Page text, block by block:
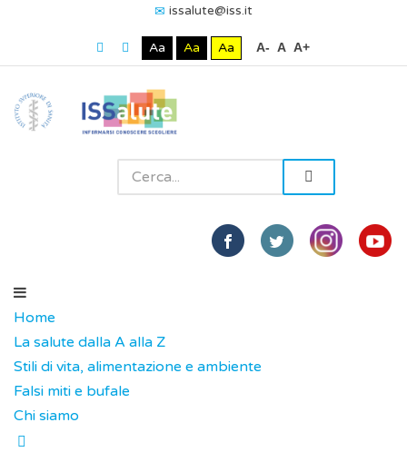
issalute@iss.it
Aa Aa Aa A- A A+
Home
La salute dalla A alla Z
Stili di vita, alimentazione e ambiente
Falsi miti e bufale
Chi siamo